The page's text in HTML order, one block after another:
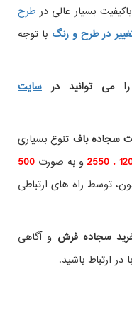
بسیار عالی درطرح
در طرح و رنگ با توجه
را می توانید در سایت
سجاده باف تنوع بسیاری
و به صورت 500
توسط راه های ارتباطی
سجاده فرش و آگاهی
با در ارتباط باشید.